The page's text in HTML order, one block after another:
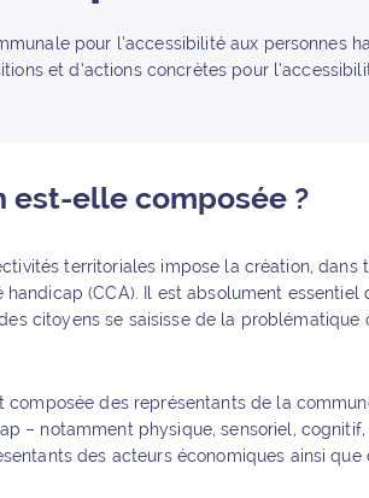
pour l’accessibilité aux personnes
et d’actions concrètes pour
est-elle composée ?
territoriales impose la création,
(CCA). Il est absolument
citoyens se saisisse de la
des représentants de la
– notamment physique, sensoriel,
des acteurs économiques ainsi que